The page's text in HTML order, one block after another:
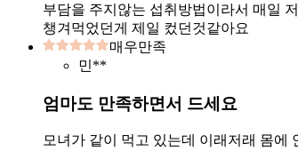
부담을 주지않는 섭취방법이라서 매일
챙겨먹었던게 제일 컸던것같아요
매우만족
민**
엄마도 만족하면서 드세요
모녀가 같이 먹고 있는데 이래저래 몸